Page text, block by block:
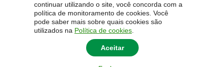
continuar utilizando o site, você concorda com a
política de monitoramento de cookies. Você
pode saber mais sobre quais cookies são
utilizados na Política de cookies
Aceitar
Sem categoria
VIII PAMPA PET